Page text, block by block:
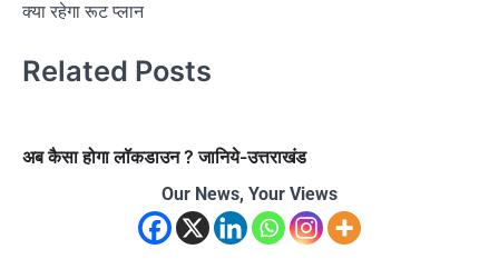
क्या रहेगा रूट प्लान
Related Posts
अब कैसा होगा लॉकडाउन ? जानिये-उत्तराखंड
Our News, Your Views